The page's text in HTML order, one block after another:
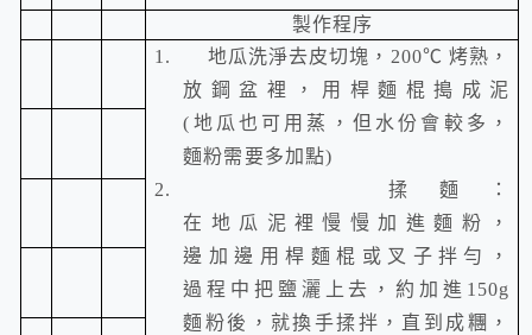
製作程序
1.
地瓜洗淨去皮切塊， 200℃ 烤熟，
放鋼盆裡，用桿麵棍搗成泥
( 地瓜也可用蒸，但水份會較多，
麵粉需要多加點)
2.
揉麵：
在地瓜泥裡慢慢加進麵粉，
邊加邊用桿麵棍或叉子拌勻，
過程中把鹽灑上去，約加進 150g
麵粉後，就換手揉拌，直到成糰，